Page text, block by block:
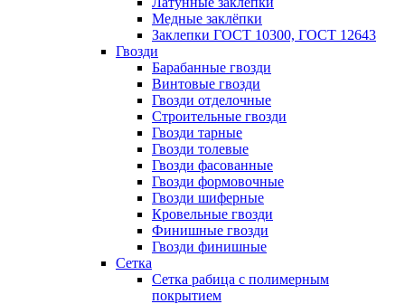
Медные заклёпки
Заклепки ГОСТ 10300, ГОСТ 12643
Гвозди
Барабанные гвозди
Винтовые гвозди
Гвозди отделочные
Строительные гвозди
Гвозди тарные
Гвозди толевые
Гвозди фасованные
Гвозди формовочные
Гвозди шиферные
Кровельные гвозди
Финишные гвозди
Гвозди финишные
Сетка
Сетка рабица с полимерным
покрытием